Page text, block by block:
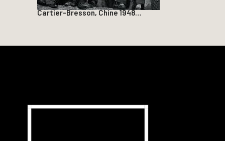
Cartier-Bresson, Chine 1948…